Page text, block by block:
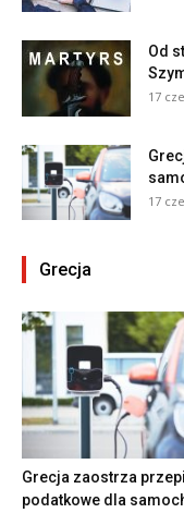
Od
17
17
Grecja
Grecja zaostrza
podatkowe dla